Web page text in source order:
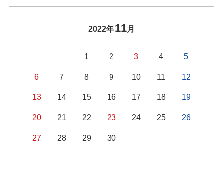
2022年11月
1 2 3 4 5
6 7 8 9 10 11 12
13 14 15 16 17 18 19
20 21 22 23 24 25 26
27 28 29 30